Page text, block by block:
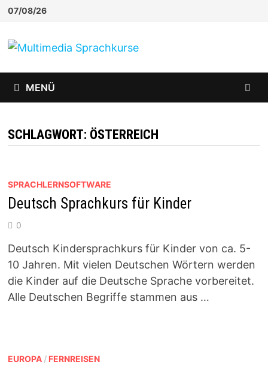
Zum
springen
07/08/26
MENÜ
SCHLAGWORT: ÖSTERREICH
SPRACHLERNSOFTWARE
Deutsch Sprachkurs für Kinder
0
Deutsch Kindersprachkurs für Kinder von ca. 5-
10 Jahren. Mit vielen Deutschen Wörtern werden
die Kinder auf die Deutsche Sprache vorbereitet.
Alle Deutschen Begriffe stammen aus …
EUROPA/ FERNREISEN